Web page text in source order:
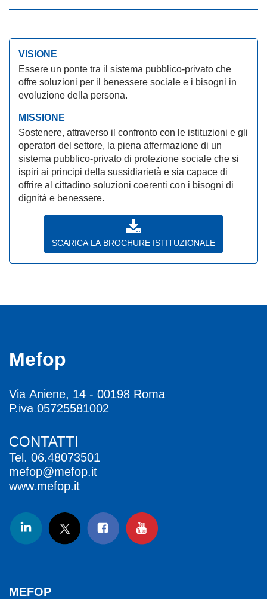
VISIONE
Essere un ponte tra il sistema pubblico-privato che
offre soluzioni per il benessere sociale e i bisogni in
evoluzione della persona.
MISSIONE
Sostenere, attraverso il confronto con le istituzioni e gli
operatori del settore, la piena affermazione di un
sistema pubblico-privato di protezione sociale che si
ispiri ai principi della sussidiarietà e sia capace di
offrire al cittadino soluzioni coerenti con i bisogni di
dignità e benessere.
SCARICA LA BROCHURE ISTITUZIONALE
Mefop
Via Aniene, 14 - 00198 Roma
P.iva 05725581002
CONTATTI
Tel. 06.48073501
mefop@mefop.it
www.mefop.it
MEFOP